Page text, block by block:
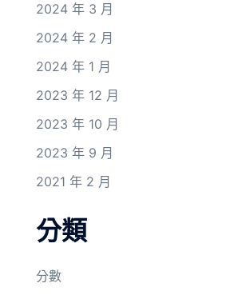
2024 年 3 月
2024 年 2 月
2024 年 1 月
2023 年 12 月
2023 年 10 月
2023 年 9 月
2021 年 2 月
分類
分數